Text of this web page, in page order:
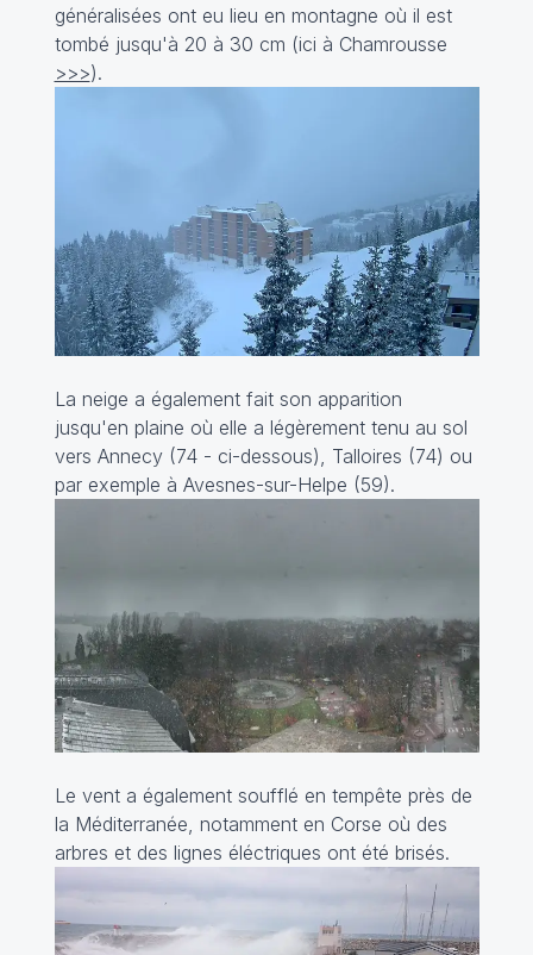
généralisées ont eu lieu en montagne où il est
tombé jusqu'à 20 à 30 cm (ici à Chamrousse
>>>).
La neige a également fait son apparition
jusqu'en plaine où elle a légèrement tenu au sol
vers Annecy (74 - ci-dessous), Talloires (74) ou
par exemple à Avesnes-sur-Helpe (59).
Le vent a également soufflé en tempête près de
la Méditerranée, notamment en Corse où des
arbres et des lignes éléctriques ont été brisés.